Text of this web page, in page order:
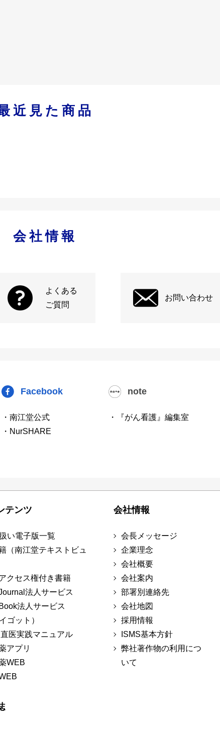
近見た商品
会社情報
よくある
ご質問
お問い合わせ
Facebook
・南江堂公式
・NurSHARE
note
・『がん看護』編集室
テンツ
い電子版一覧
（南江堂テキストビュ
クセス権付き書籍
法人サービス
法人サービス
ゴット）
医実践マニュアル
アプリ
WEB
会社情報
会長メッセージ
企業理念
会社概要
会社案内
部署別連絡先
会社地図
採用情報
ISMS基本方針
弊社著作物の利用につ
いて